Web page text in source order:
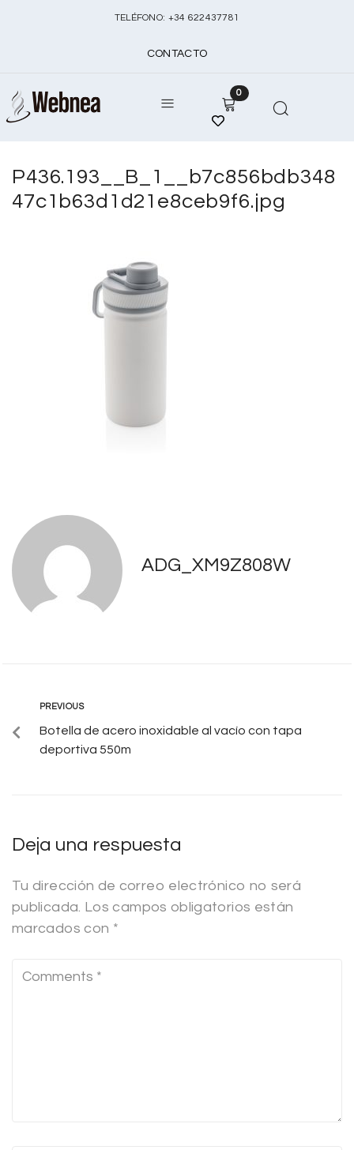
TELÉFONO: +34 622437781
CONTACTO
0
P436.193__B_1__b7c856bdb348
47c1b63d1d21e8ceb9f6.jpg
ADG_XM9Z808W
PREVIOUS
Botella de acero inoxidable al vacío con tapa
deportiva 550m
Deja una respuesta
Tu dirección de correo electrónico no será
publicada. Los campos obligatorios están
marcados con *